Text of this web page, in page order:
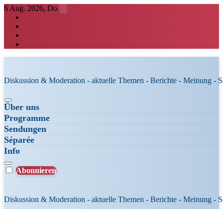
Zum
Inhalt
springen
6 Aug. 2026, Do.
Diskussion & Moderation - aktuelle Themen - Berichte - Meinung -
Über uns
Programme
Sendungen
Séparée
Info
Abonnieren
Diskussion & Moderation - aktuelle Themen - Berichte - Meinung -